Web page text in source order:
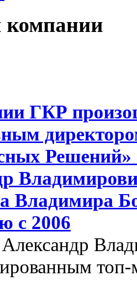
компании
ГКР
Решений»
Владимира
с 2006